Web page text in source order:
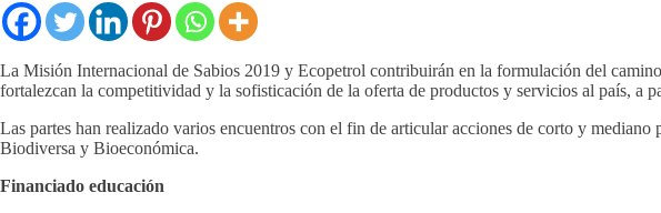
La Misión Internacional de Sabios 2019 y Ecopetrol contribuirán en la formulación del
fortalezcan la competitividad y la sofisticación de la oferta de productos y servicios al país, a
Las partes han realizado varios encuentros con el fin de articular acciones de corto y
Biodiversa y Bioeconómica.
Financiado educación